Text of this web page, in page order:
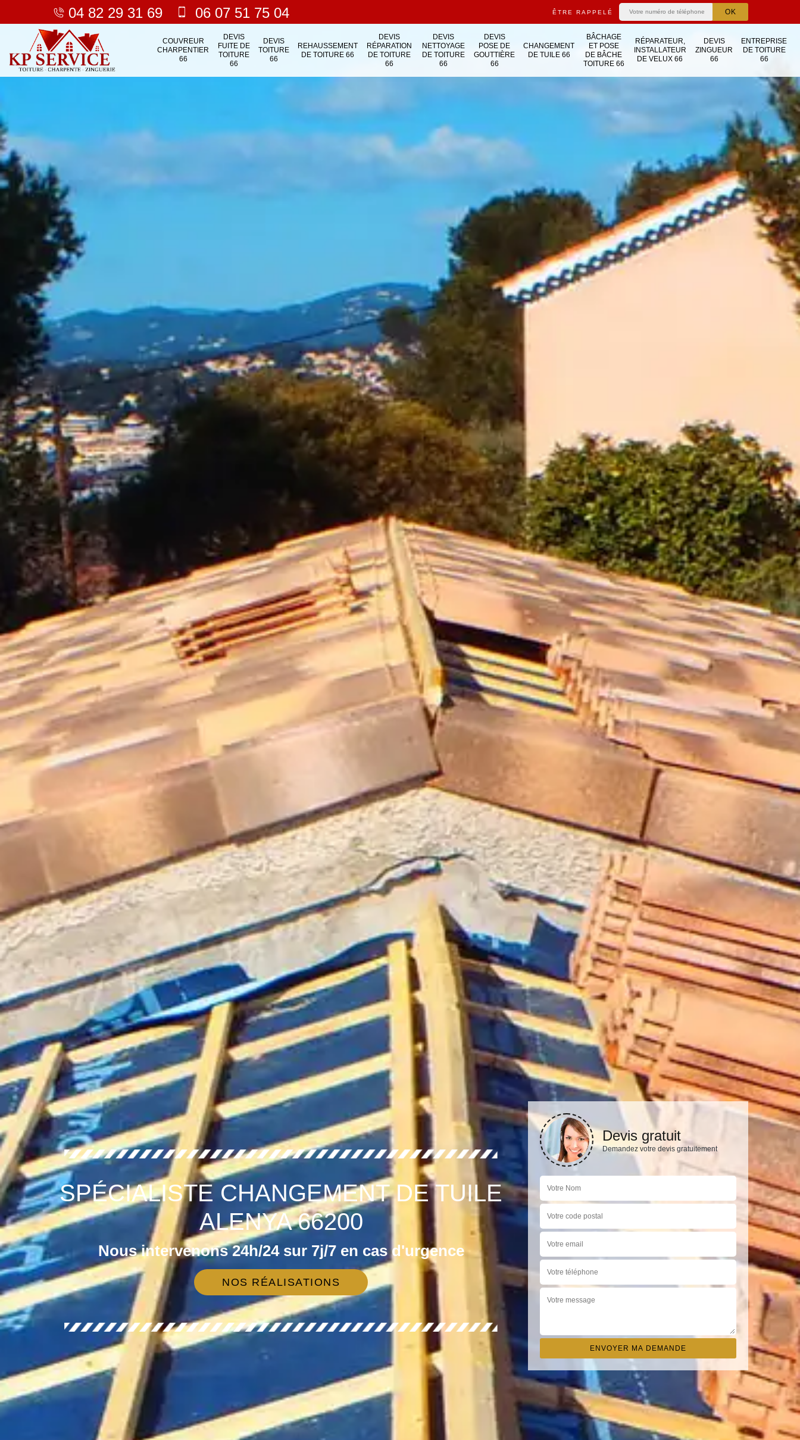
04 82 29 31 69 06 07 51 75 04 ÊTRE RAPPELÉ
COUVREUR
CHARPENTIER
66
DEVIS
FUITE DE
TOITURE
66
DEVIS
TOITURE
66
REHAUSSEMENT
DE TOITURE 66
DEVIS
RÉPARATION
DE TOITURE
66
DEVIS
NETTOYAGE
DE TOITURE
66
DEVIS
POSE DE
GOUTTIÈRE
66
CHANGEMENT
DE TUILE 66
BÂCHAGE
ET POSE
DE BÂCHE
TOITURE 66
RÉPARATEUR,
INSTALLATEUR
DE VELUX 66
DEVIS
ZINGUEUR
66
ENTREPRISE
DE TOITURE
66
SPÉCIALISTE CHANGEMENT DE TUILE
ALENYA 66200
Nous intervenons 24h/24 sur 7j/7 en cas d'urgence
NOS RÉALISATIONS
Devis gratuit
Demandez votre devis gratuitement